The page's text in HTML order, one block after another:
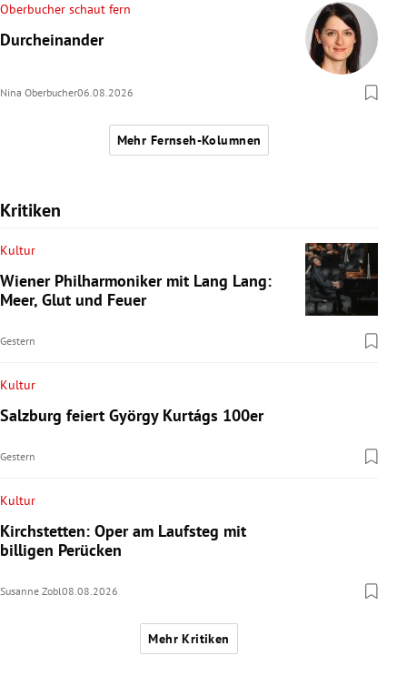
Oberbucher schaut fern
Durcheinander
Nina Oberbucher06.08.2026
Mehr Fernseh-Kolumnen
Kritiken
Kultur
Wiener Philharmoniker mit Lang Lang:
Meer, Glut und Feuer
Gestern
Kultur
Salzburg feiert György Kurtágs 100er
Gestern
Kultur
Kirchstetten: Oper am Laufsteg mit
billigen Perücken
Susanne Zobl08.08.2026
Mehr Kritiken